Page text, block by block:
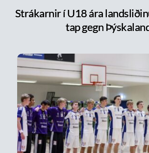
Strákarnir í U18 ára
tap gegn